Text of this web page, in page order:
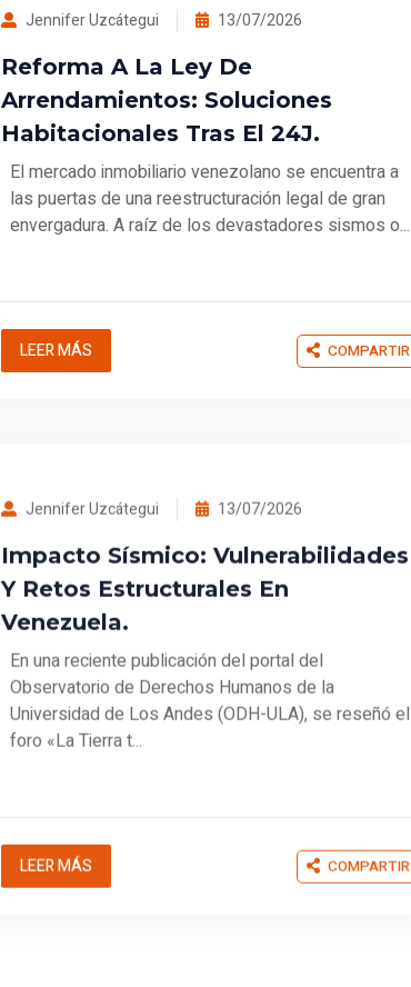
Jennifer Uzcátegui 13/07/2026
Reforma A La Ley De
Arrendamientos: Soluciones
Habitacionales Tras El 24J.
El mercado inmobiliario venezolano se encuentra a
las puertas de una reestructuración legal de gran
envergadura. A raíz de los devastadores sismos o...
LEER MÁS COMPARTIR
Y Retos Estructurales En
Venezuela.
Observatorio de Derechos Humanos de la
Universidad de Los Andes (ODH-ULA), se reseñó el
foro «La Tierra t...
LEER MÁS COMPARTIR